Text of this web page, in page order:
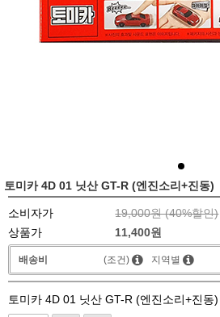
토미카 4D 01 닛산 GT-R (엔진소리+진동)
소비자가 19,000원 (40%할인)
상품가
11,400원
배송비 (조건) 지역별
토미카 4D 01 닛산 GT-R (엔진소리+진동)